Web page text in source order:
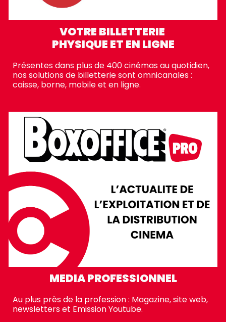
VOTRE BILLETTERIE
PHYSIQUE ET EN LIGNE
Présentes dans plus de 400cinémas au quotidien,
nos solutions de billetterie sont omnicanales:
caisse, borne, mobile et en ligne.
MEDIA PROFESSIONNEL
Au plus près de la profession : Magazine, site web,
newsletterset Emission Youtube.